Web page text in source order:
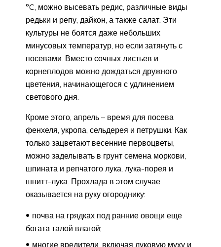
°C, можно высевать редис, различные виды
редьки и репу, дайкон, а также салат. Эти
культуры не боятся даже небольших
минусовых температур, но если затянуть с
посевами. Вместо сочных листьев и
корнеплодов можно дождаться дружного
цветения, начинающегося с удлинением
светового дня.
Кроме этого, апрель – время для посева
фенхеля, укропа, сельдерея и петрушки. Как
только зацветают весенние первоцветы,
можно заделывать в грунт семена моркови,
шпината и репчатого лука, лука-порея и
шнитт-лука. Прохлада в этом случае
оказывается на руку огороднику:
почва на грядках под ранние овощи еще
богата талой влагой;
многие вредители, включая луковую муху и